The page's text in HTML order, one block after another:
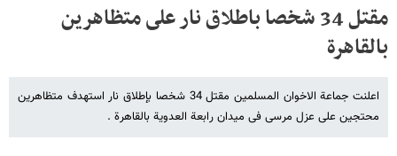
مقتل 34 شخصا باطلاق نار على متظاهرین
بالقاهرة
اعلنت جماعة الاخوان المسلمین مقتل 34 شخصا بإطلاق نار استهدف متظاهرین
محتجین على عزل مرسی فی میدان رابعة العدویة بالقاهرة .